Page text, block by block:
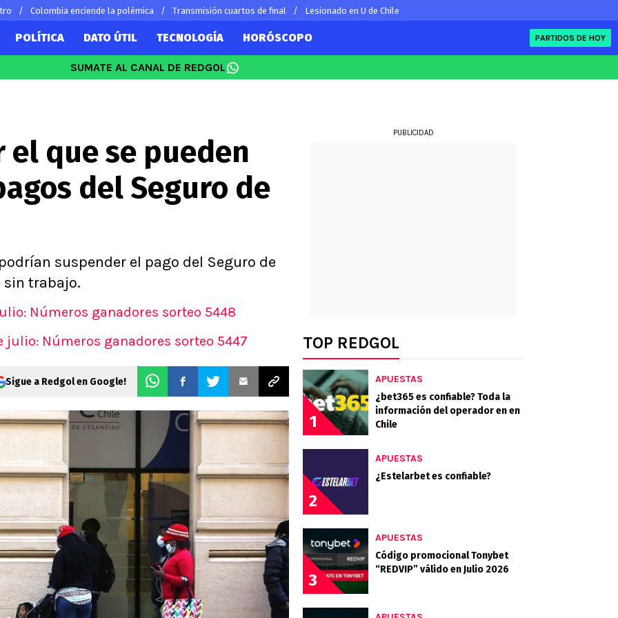
Colombia enciende la polémica Transmisión cuartos de final Lesionado en U de Chile
Bravo
por el mundo
Fútbol Argentino
Fútbol Brasileño
Ligue 1
Premier League
Serie A
La Liga
del día
POLÍTICA DATO ÚTIL TECNOLOGÍA HORÓSCOPO PARTIDOS DE HOY
SUMATE AL CANAL DE REDGOL
el que se pueden
del Seguro de
suspender el pago del Seguro de
sin trabajo.
Números ganadores sorteo 5448
julio: Números ganadores sorteo 5447
Sigue a Redgol en Google!
PUBLICIDAD
TOP REDGOL
1
APUESTAS
¿bet365 es confiable? Toda la
información del operador en en
Chile
2
APUESTAS
¿Estelarbet es confiable?
3
APUESTAS
Código promocional Tonybet
“REDVIP” válido en Julio 2026